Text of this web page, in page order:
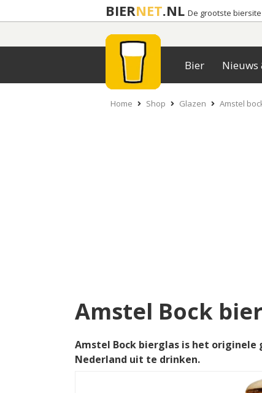
BIERNET.NL De grootste
Bier Nieuws
Home Shop Glazen Amstel
Amstel Bock
Amstel Bock bierglas is het originele
Nederland uit te drinken.